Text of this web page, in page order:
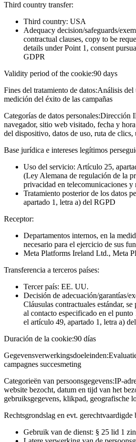
Third country transfer:
Third country: USA
Adequacy decision/safeguards/
contractual clauses, copy to be
details under Point 1, consent
GDPR
Validity period of the cookie:90 days
Fines del tratamiento de datos:Análisis del
medición del éxito de las campañas
Categorías de datos personales:Dirección
navegador, sitio web visitado, fecha y
del dispositivo, datos de uso, ruta de
Base jurídica e intereses legítimos
Uso del servicio: Artículo 25,
(Ley Alemana de regulación de la
privacidad en telecomunicaciones y
Tratamiento posterior de los datos
apartado 1, letra a) del RGPD
Receptor:
Departamentos internos, en la
necesario para el ejercicio de sus
Meta Platforms Ireland Ltd., Meta
Transferencia a terceros países:
Tercer país: EE. UU.
Decisión de adecuación/garantías/
Cláusulas contractuales estándar,
al contacto especificado en el punto
el artículo 49, apartado 1, letra a)
Duración de la cookie:90 días
Gegevensverwerkingsdoeleinden:
campagnes succesmeting
Categorieën van persoonsgegevens:IP-
website bezocht, datum en tijd van het
gebruiksgegevens, klikpad, geografische
Rechtsgrondslag en evt. gerechtvaardigde
Gebruik van de dienst: § 25 lid 1